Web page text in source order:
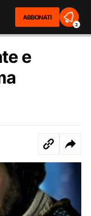
ABBONATI
2
e